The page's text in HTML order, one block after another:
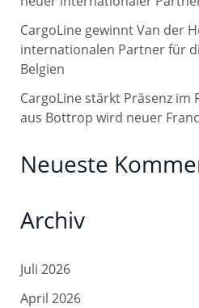
h
:
CargoLine gewinnt Van der
internationalen Partner für
Belgien
CargoLine stärkt Präsenz im
aus Bottrop wird neuer
Neueste
Archiv
Juli 2026
April 2026